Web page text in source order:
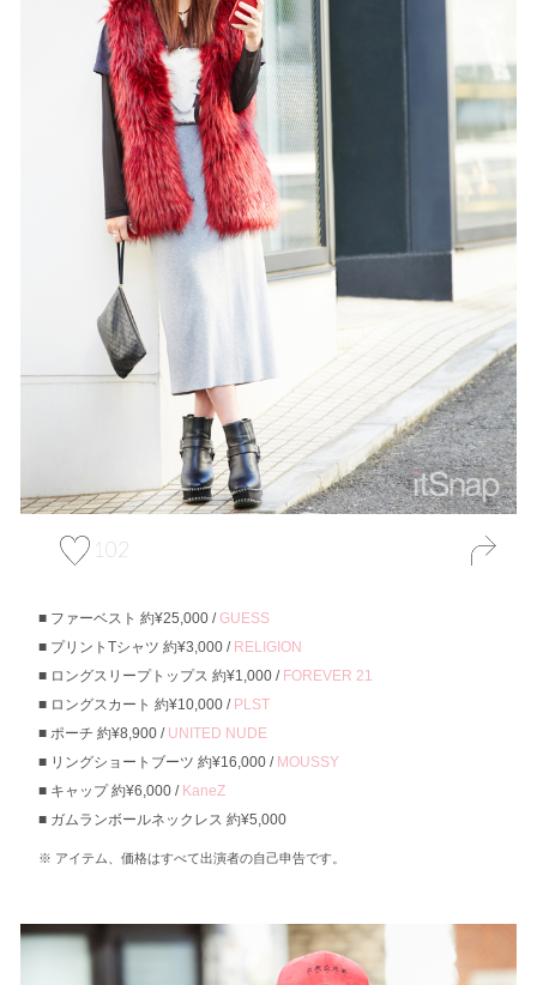
102
ファーベスト 約¥25,000 /GUESS
プリントTシャツ 約¥3,000 / RELIGION
ロングスリープトップス 約¥1,000 / FOREVER 21
ロングスカート 約¥10,000 / PLST
ポーチ 約¥8,900 / UNITED NUDE
リングショートブーツ 約¥16,000 / MOUSSY
キャップ 約¥6,000 / KaneZ
ガムランボールネックレス 約¥5,000
アイテム、価格はすべて出演者の自己申告です。